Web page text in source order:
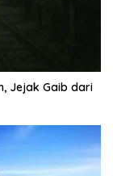
Jejak Gaib dari